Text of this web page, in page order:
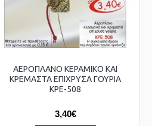
ΑΕΡΟΠΛΑΝΟ ΚΕΡΑΜΙΚΟ ΚΑΙ
ΚΡΕΜΑΣΤΑ ΕΠΙΧΡΥΣΑ ΓΟΥΡΙΑ
ΚΡΕ-508
3,40€